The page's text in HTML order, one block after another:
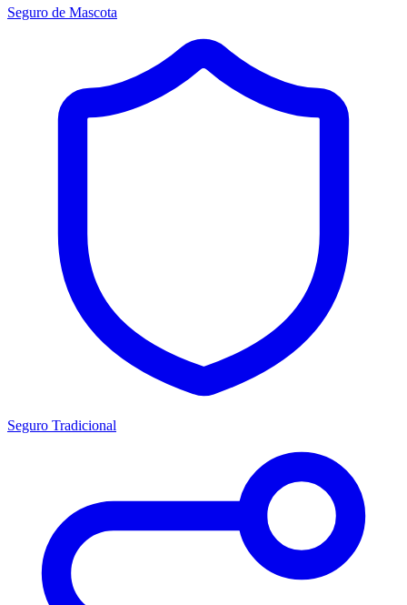
Seguro de Mascota
Seguro Tradicional